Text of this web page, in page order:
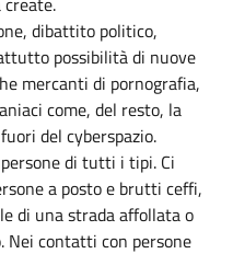
dibattito politico,
possibilità di nuove
mercanti di pornografia,
come, del resto, la
del cyberspazio.
di tutti i tipi. Ci
a posto e brutti ceffi,
di una strada affollata o
Nei contatti con persone